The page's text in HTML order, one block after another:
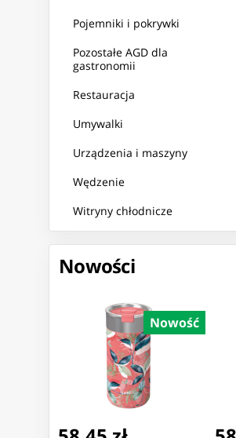
Pojemniki i pokrywki
Pozostałe AGD dla
gastronomii
Restauracja
Umywalki
Urządzenia i maszyny
Wędzenie
Witryny chłodnicze
Nowości
Nowość